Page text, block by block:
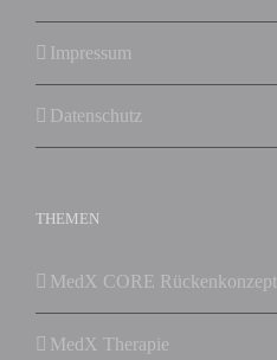
Impressum
Datenschutz
THEMEN
MedX CORE Rückenkonzept
MedX Therapie